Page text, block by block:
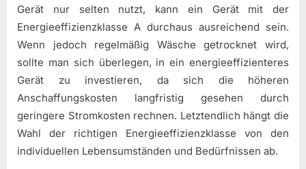
Gerät nur selten nutzt, kann ein Gerät mit der
Energieeffizienzklasse A durchaus ausreichend sein.
Wenn jedoch regelmäßig Wäsche getrocknet wird,
sollte man sich überlegen, in ein energieeffizienteres
Gerät zu investieren, da sich die höheren
Anschaffungskosten langfristig gesehen durch
geringere Stromkosten rechnen. Letztendlich hängt die
Wahl der richtigen Energieeffizienzklasse von den
individuellen Lebensumständen und Bedürfnissen ab.